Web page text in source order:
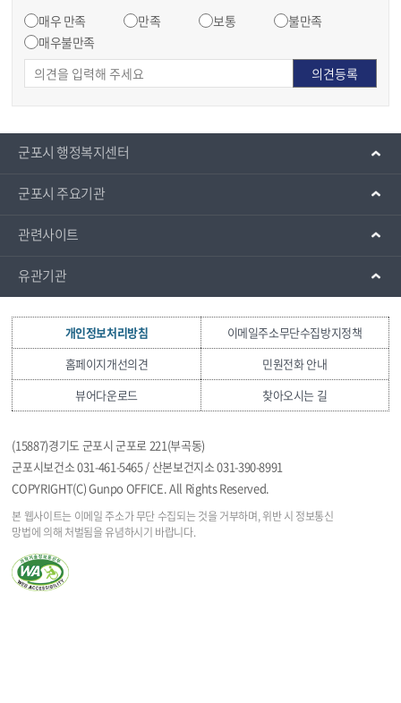
매우 만족
만족 보통
불만족
매우불만족
군포시 행정복지센터
군포시 주요기관
관련사이트
유관기관
개인정보처리방침
이메일주소무단수집방지정책
홈페이지개선의견
민원전화 안내
뷰어다운로드
찾아오시는 길
(15887)경기도 군포시 군포로 221(부곡동)
군포시보건소 031-461-5465 / 산본보건지소 031-390-8991
COPYRIGHT(C) Gunpo OFFICE. All Rights Reserved.
본 웹사이트는 이메일 주소가 무단 수집되는 것을거부하며, 위반 시 정보통신
망법에 의해 처벌됨을유념하시기 바랍니다.